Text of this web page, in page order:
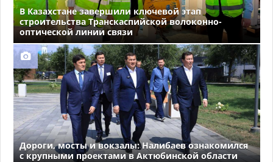
В Казахстане завершили ключевой этап
строительства Транскаспийской волоконно-
оптической линии связи
Дороги, мосты и вокзалы: Налибаев ознакомился
с крупными проектами в Актюбинской области